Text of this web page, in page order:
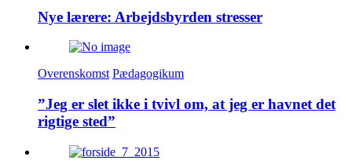
Nye lærere: Arbejdsbyrden stresser
Overenskomst Pædagogikum
”Jeg er slet ikke i tvivl om, at jeg er havnet det
rigtige sted”